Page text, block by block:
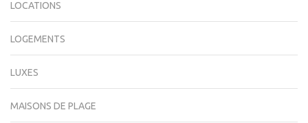
LOCATIONS
LOGEMENTS
LUXES
MAISONS DE PLAGE